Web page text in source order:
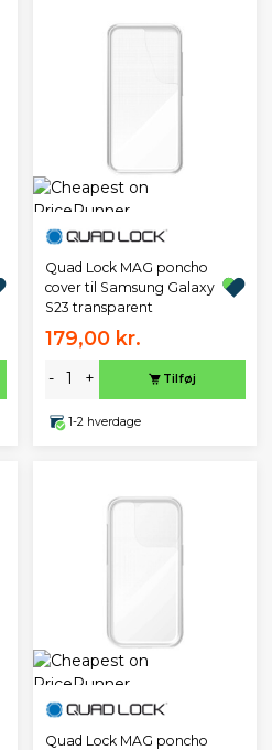
Quad Lock MAG poncho
cover til Samsung Galaxy
S23 transparent
179,00 kr.
- + Tilføj
1-2 hverdage
Quad Lock MAG poncho